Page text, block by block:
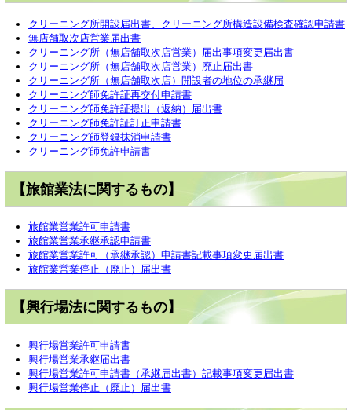
クリーニング所開設届出書、クリーニング所構造設備検査確認申請書
無店舗取次店営業届出書
クリーニング所（無店舗取次店営業）届出事項変更届出書
クリーニング所（無店舗取次店営業）廃止届出書
クリーニング所（無店舗取次店）開設者の地位の承継届
クリーニング師免許証再交付申請書
クリーニング師免許証提出（返納）届出書
クリーニング師免許証訂正申請書
クリーニング師登録抹消申請書
クリーニング師免許申請書
【旅館業法に関するもの】
旅館業営業許可申請書
旅館業営業承継承認申請書
旅館業営業許可（承継承認）申請書記載事項変更届出書
旅館業営業停止（廃止）届出書
【興行場法に関するもの】
興行場営業許可申請書
興行場営業承継届出書
興行場営業許可申請書（承継届出書）記載事項変更届出書
興行場営業停止（廃止）届出書